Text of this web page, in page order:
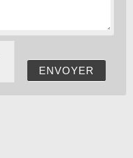
ENVOYER